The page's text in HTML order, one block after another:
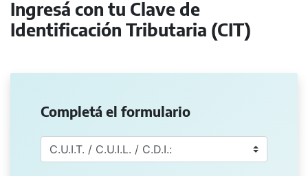
Ingresá con tu Clave de
Identificación Tributaria (CIT)
Completá el formulario